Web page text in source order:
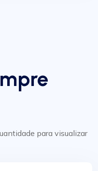
para visualizar